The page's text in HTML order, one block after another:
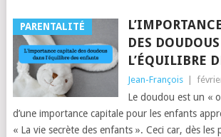
PARENTALITÉ
DES
L’ÉQUILIBRE
Jean-François
Le doudou est un «
d’une importance capitale pour les enfants
« La vie secrète des enfants ». Ceci car, dès les